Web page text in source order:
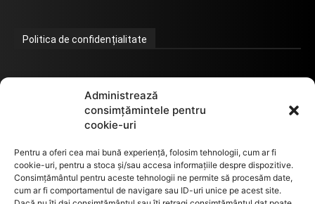
Administrează
consimțămintele pentru
cookie-uri
Pentru a oferi cea mai bună experiență, folosim tehnologii, cum ar fi
cookie-uri, pentru a stoca și/sau accesa informațiile despre dispozitive.
Consimțământul pentru aceste tehnologii ne permite să procesăm date,
cum ar fi comportamentul de navigare sau ID-uri unice pe acest site.
Politica de confidențialitate
Termeni de utilizare
GDPR